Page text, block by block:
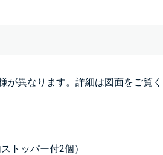
異なります。詳細は図面をご覧く
トッパー付2個）